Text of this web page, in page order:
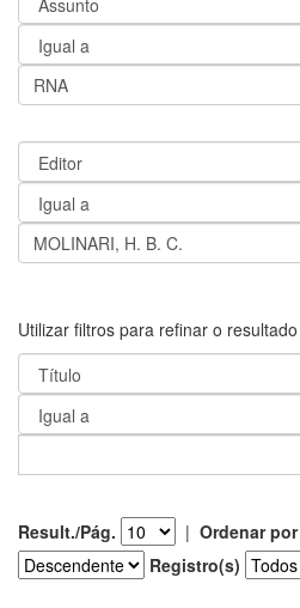
Utilizar filtros para refinar o
Result./Pág. | Ordenar por
Registro(s)